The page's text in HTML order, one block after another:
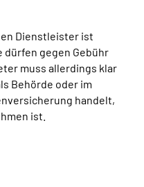
Dienstleister ist
dürfen gegen Gebühr
muss allerdings klar
Behörde oder im
handelt,
ist.